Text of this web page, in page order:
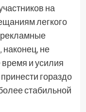
на
легкого
рекламные
не
время и усилия
гораздо
стабильной